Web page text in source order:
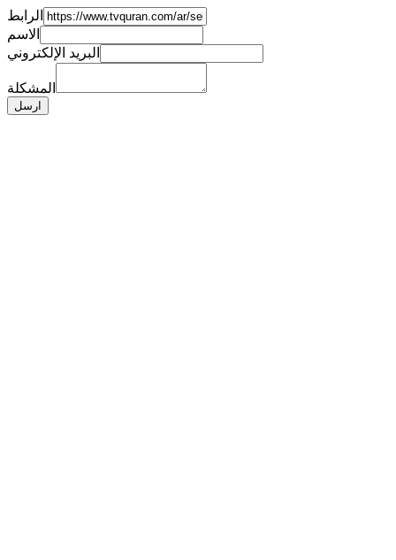
الرابط
الاسم
البريد الإلكتروني
المشكلة
ارسل